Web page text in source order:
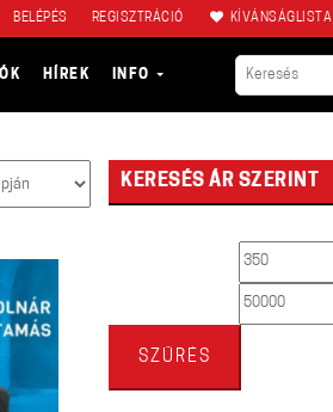
BELÉPÉS REGISZTRÁCIÓ KÍVÁNSÁGLISTA
HÍREK INFO
KERESÉS ÁR SZERINT
Min
SZŰRÉS